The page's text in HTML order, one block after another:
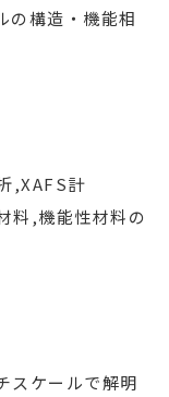
の構造・機能相
,XAFS計
,機能性材料の
スケールで解明